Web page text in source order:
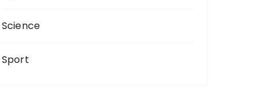
Science
Sport